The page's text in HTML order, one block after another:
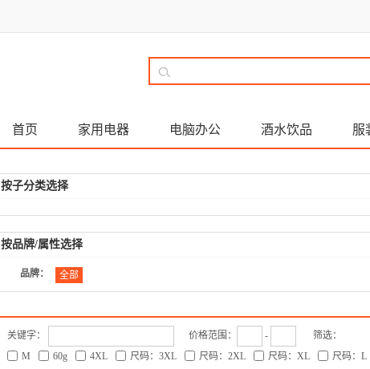
首页 家用电器 电脑办公 酒水饮品 服
按子分类选择
按品牌/属性选择
品牌： 全部
关键字： 价格范围： -
筛选：
M
60g 4XL 尺码：3XL 尺码：2XL 尺码：XL 尺码：L